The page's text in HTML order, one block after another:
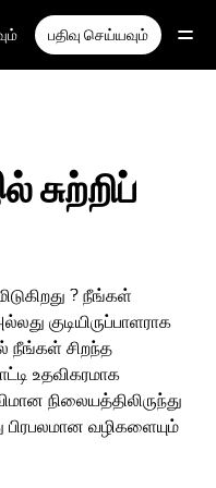
பதிவு செய்யவும்
? நீங்கள்
குடியிருப்பாளராக
நீங்கள் சிறந்த
உதவிகரமாக
நிலையத்திலிருந்து
வழிகளையும்